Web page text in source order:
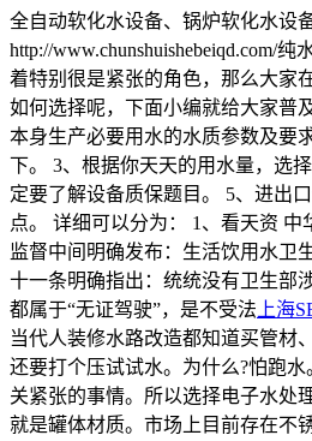
全自动软化水设备、锅炉软化水设
http://www.chunshuishebeiqd.com/
着特别很是紧张的角色，那么大家
如何选择呢，下面小编就给大家普
本身生产必要用水的水质参数及要
下。 3、根据你天天的用水量，选
定要了解设备质保题目。 5、进出
点。 详细可以分为： 1、看天资 中
监督中间明确发布：生活饮用水卫
十一条明确指出：统统没有卫生部
都属于“无证驾驶”，是不受法 上海
当代人装修水路改造都知道买管材
还要打个压试试水。为什么?怕跑
关紧张的事情。所以选择电子水处
就是罐体材质。市场上目前存在不